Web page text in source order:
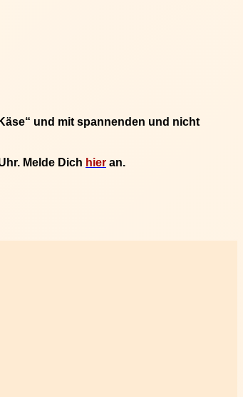
und mit spannenden und nicht
. Melde Dich hier an.